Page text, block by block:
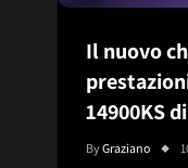
Il nuovo
14900KS
ByGraziano